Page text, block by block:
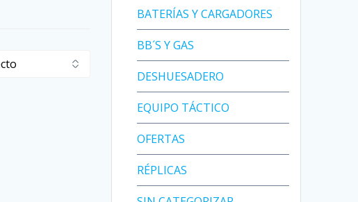
BATERÍAS Y CARGADORES
BB´S Y GAS
DESHUESADERO
EQUIPO TÁCTICO
OFERTAS
RÉPLICAS